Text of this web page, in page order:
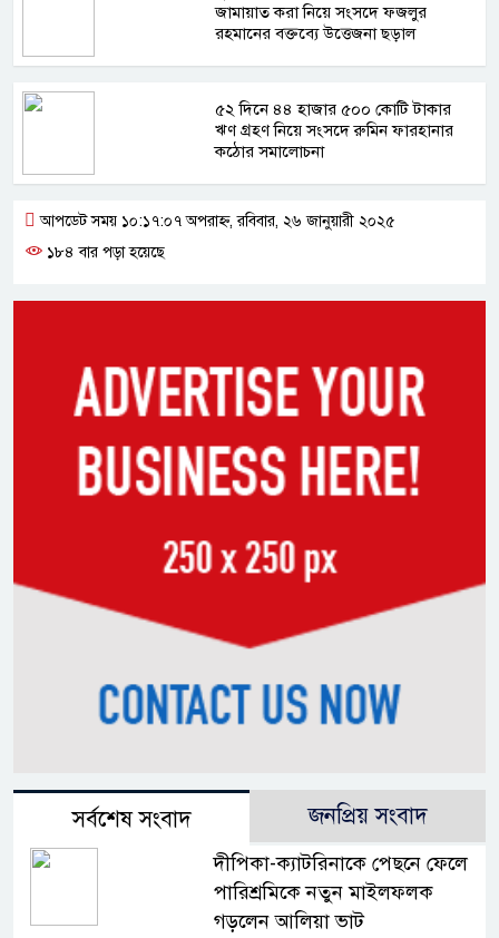
জামায়াত করা নিয়ে সংসদে ফজলুর
রহমানের বক্তব্যে উত্তেজনা ছড়াল
৫২ দিনে ৪৪ হাজার ৫০০ কোটি টাকার
ঋণ গ্রহণ নিয়ে সংসদে রুমিন ফারহানার
কঠোর সমালোচনা
আপডেট সময় ১০:১৭:০৭ অপরাহ্ন, রবিবার, ২৬ জানুয়ারী ২০২৫
১৮৪ বার পড়া হয়েছে
সর্বশেষ সংবাদ জনপ্রিয় সংবাদ
দীপিকা-ক্যাটরিনাকে পেছনে ফেলে
পারিশ্রমিকে নতুন মাইলফলক
গড়লেন আলিয়া ভাট